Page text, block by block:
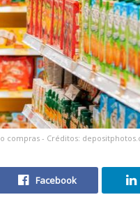
compras - Créditos:
Facebook